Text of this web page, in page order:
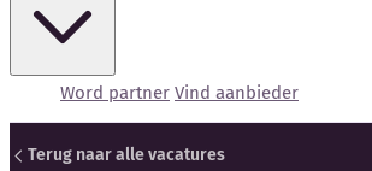
Word partner Vind aanbieder
Terug naar alle vacatures